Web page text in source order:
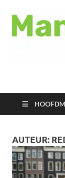
AUTEUR: